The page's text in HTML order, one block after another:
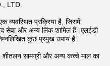
LTD.
व्यवस्थित प्रक्रिया है, जिसमें
सेवा और अन्य लिंक शामिल हैं।एलईडी
कुछ प्रमुख उपाय हैं:
शीतलन सामग्री और अन्य कच्चे माल का